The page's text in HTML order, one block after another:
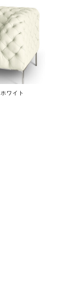
ワイト